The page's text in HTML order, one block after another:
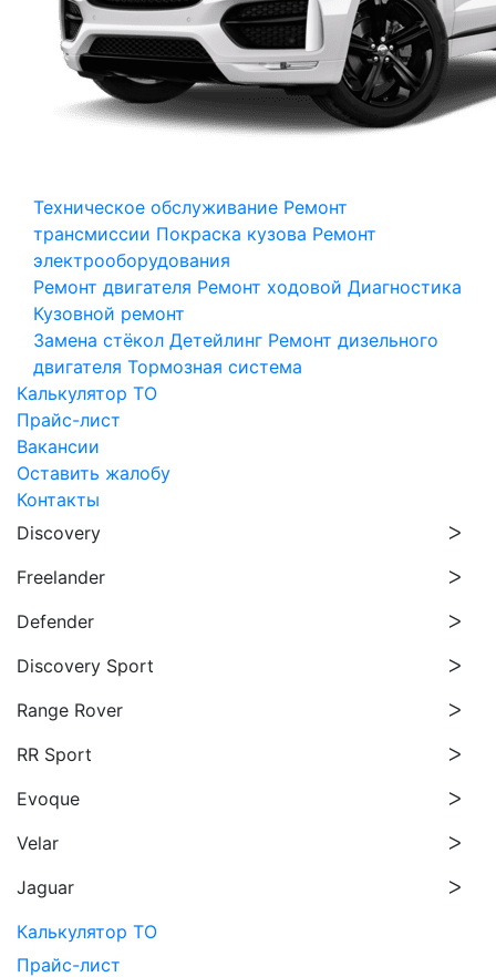
Техническое обслуживание Ремонт
трансмиссии Покраска кузова Ремонт
электрооборудования
Ремонт двигателя Ремонт ходовой Диагностика
Кузовной ремонт
Замена стёкол Детейлинг Ремонт дизельного
двигателя Тормозная система
Калькулятор ТО
Прайс-лист
Вакансии
Оставить жалобу
Контакты
Discovery
Freelander
Defender
Discovery Sport
Range Rover
RR Sport
Evoque
Velar
Jaguar
Калькулятор ТО
Прайс-лист